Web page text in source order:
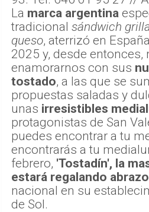
La marca argentina
tradicional sándwich
queso, aterrizó en
2025 y, desde entonces,
enamorarnos con sus
tostado, a las que se
propuestas saladas y
unas irresistibles
protagonistas de San
puedes encontrar a tu
encontrarás a tu
febrero, 'Tostadín', la
estará regalando
nacional en su
de Sol.